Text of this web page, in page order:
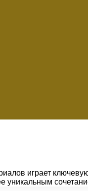
играет
уникальным